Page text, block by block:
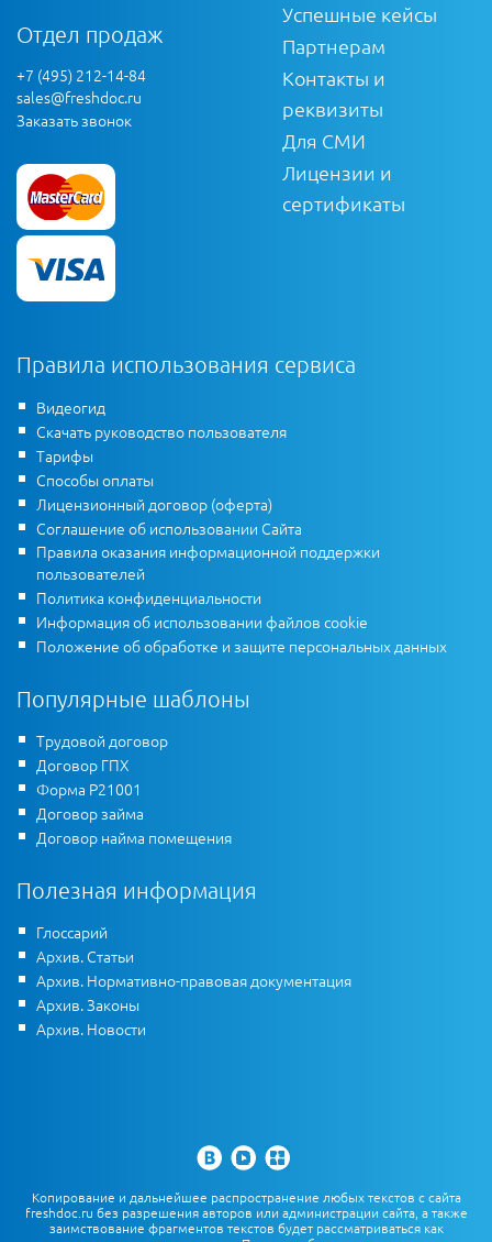
Отдел продаж
+7 (495) 212-14-84
sales@freshdoc.ru
Заказать звонок
Успешные кейсы
Партнерам
Контакты и
реквизиты
Для СМИ
Лицензии и
сертификаты
Правила использования сервиса
Видеогид
Скачать руководство пользователя
Тарифы
Способы оплаты
Лицензионный договор (оферта)
Соглашение об использовании Сайта
Правила оказания информационной поддержки
пользователей
Политика конфиденциальности
Информация об использовании файлов cookie
Положение об обработке и защите персональных данных
Популярные шаблоны
Трудовой договор
Договор ГПХ
Форма Р21001
Договор займа
Договор найма помещения
Полезная информация
Глоссарий
Архив. Статьи
Архив. Нормативно-правовая документация
Архив. Законы
Архив. Новости
Копирование и дальнейшее распространение любых текстов с сайта
freshdoc.ru без разрешения авторов или администрации сайта, а также
заимствование фрагментов текстов будет рассматриваться как